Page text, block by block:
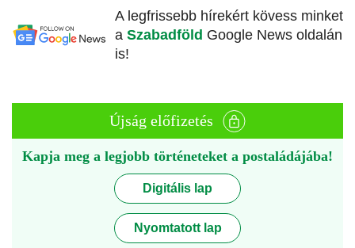
A legfrissebb hírekért kövess minket
a Szabadföld Google News oldalán
is!
Újság előfizetés
Kapja meg a legjobb történeteket a postaládájába!
Digitális lap
Nyomtatott lap